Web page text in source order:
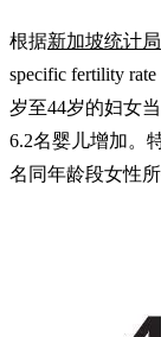
根据新加坡统计局
specific fertility
岁至44岁的妇女
6.2名婴儿增加。
名同年龄段女性